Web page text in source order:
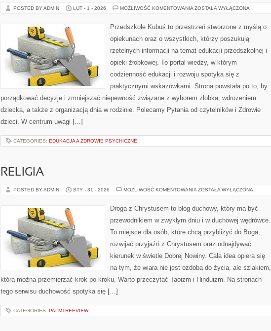
POSTED BY ADMIN LUT - 1 - 2026 MOŻLIWOŚĆ KOMENTOWANIA WYBÓR
ZOSTAŁA WYŁĄCZONA
Przedszkole Kubuś to przestrzeń stworzone z myślą o
opiekunach oraz o wszystkich, którzy poszukują
rzetelnych informacji na temat edukacji przedszkolnej i
opieki żłobkowej. To portal wiedzy, w którym
codzienność edukacji i rozwoju spotyka się z
praktycznymi wskazówkami. Strona powstała po to, by
porządkować decyzje i zmniejszać niepewność związane z wyborem żłobka, wdrożeniem
dziecka, a także z organizacją dnia w rodzinie. Polecamy Pytania od czytelników i Zdrowie
dzieci. W centrum uwagi […]
CATEGORIES: EDUKACJA A ZDROWIE PSYCHICZNE
RELIGIA
POSTED BY ADMIN STY - 31 - 2026 MOŻLIWOŚĆ KOMENTOWANIA RELIGIA
ZOSTAŁA WYŁĄCZONA
Droga z Chrystusem to blog duchowy, który ma być
przewodnikiem w zwykłym dniu i w duchowej wędrówce.
To miejsce dla osób, które chcą przybliżyć do Boga,
rozwijać przyjaźń z Chrystusem oraz odnajdywać
kierunek w świetle Dobrej Nowiny. Cała idea opiera się
na tym, że wiara nie jest ozdobą do życia, ale szlakiem,
którą można przemierzać krok po kroku. Warto przeczytać Taoizm i Hinduizm. Na stronach
tego serwisu duchowość spotyka się […]
CATEGORIES: PALMTREEVIEW